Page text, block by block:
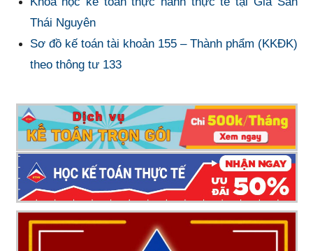
Thái Nguyên
Sơ đồ kế toán tài khoản 155 – Thành phẩm (KKĐK)
theo thông tư 133